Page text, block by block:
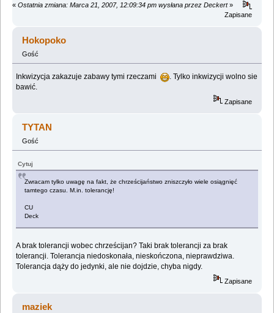
« Ostatnia zmiana: Marca 21, 2007, 12:09:34 pm wysłana przez Deckert»
Zapisane
Hokopoko
Gość
Inkwizycja zakazuje zabawy tymi rzeczami
. Tylko inkwizycji wolno sie
bawić.
Zapisane
TYTAN
Gość
Cytuj
Zwracam tylko uwagę na fakt, że chrześcijaństwo zniszczyło wiele osiągnięć
tamtego czasu. M.in. tolerancję!
CU
Deck
A brak tolerancji wobec chrześcijan? Taki brak tolerancji za brak
tolerancji. Tolerancja niedoskonała, nieskończona, nieprawdziwa.
Tolerancja dąży do jedynki, ale nie dojdzie, chyba nigdy.
Zapisane
maziek